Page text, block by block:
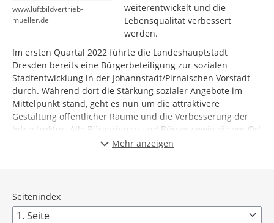
www.luftbildvertrieb-
mueller.de
weiterentwickelt und die
Lebensqualität verbessert
werden.
Im ersten Quartal 2022 führte die Landeshauptstadt
Dresden bereits eine Bürgerbeteiligung zur sozialen
Stadtentwicklung in der Johannstadt/Pirnaischen Vorstadt
durch. Während dort die Stärkung sozialer Angebote im
Mittelpunkt stand, geht es nun um die attraktivere
Gestaltung öffentlicher Räume und die Verbesserung der
Infrastruktur. Alle Bürgerinnen und Bürger sowie die vor Ort
ansässigen Träger und Vereine sind eingeladen,
Trinitatisplatz. Auch andere Orte im Gebiet werden
aufgrund Ihrer Hinweise und Anregungen untersucht.
Teilen Sie uns mit, wie Sie die aktuelle Situation bewerten
Mehr anzeigen
Seitenindex